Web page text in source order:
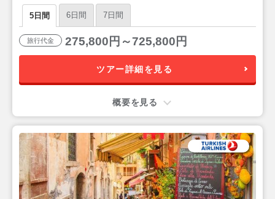
オルミーナ』5日間
5日間 6日間 7日間
旅行代金 275,800円～725,800円
ツアー詳細を見る
概要を見る